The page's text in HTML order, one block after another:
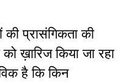
प्रासंगिकता की
ख़ारिज किया जा रहा
है कि किन